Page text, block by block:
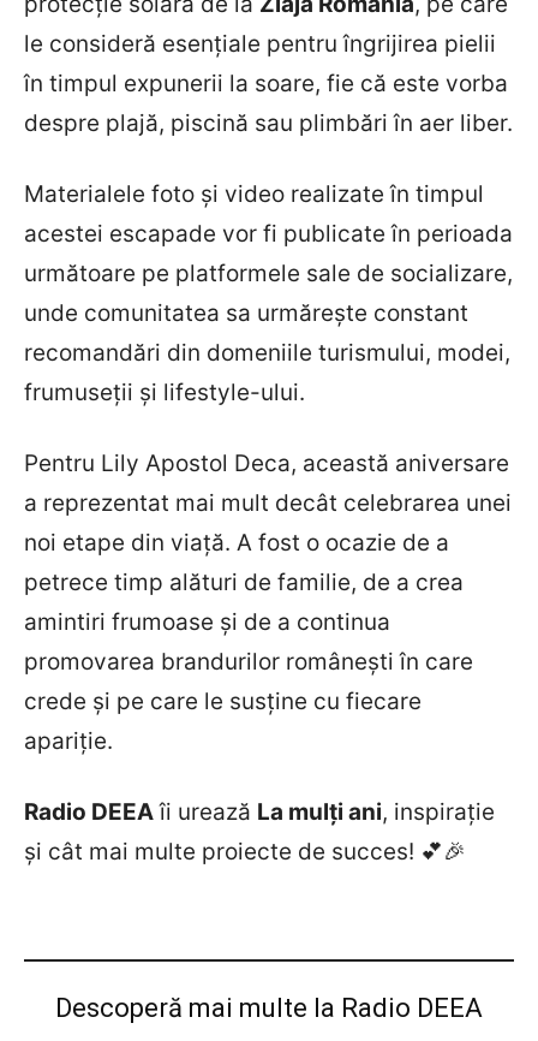
le consideră esențiale pentru îngrijirea pielii
în timpul expunerii la soare, fie că este vorba
despre plajă, piscină sau plimbări în aer liber.
Materialele foto și video realizate în timpul
acestei escapade vor fi publicate în perioada
următoare pe platformele sale de socializare,
unde comunitatea sa urmărește constant
recomandări din domeniile turismului, modei,
frumuseții și lifestyle-ului.
Pentru Lily Apostol Deca, această aniversare
a reprezentat mai mult decât celebrarea unei
noi etape din viață. A fost o ocazie de a
petrece timp alături de familie, de a crea
amintiri frumoase și de a continua
promovarea brandurilor românești în care
crede și pe care le susține cu fiecare
apariție.
Radio DEEAîi urează La mulți ani, inspirație
și cât mai multe proiecte de succes! 💕🎉
Descoperă mai multe la Radio DEEA